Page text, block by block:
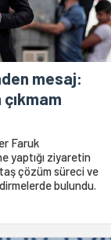
mesaj:
Faruk
yaptığı ziyaretin
çözüm süreci ve
bulundu.